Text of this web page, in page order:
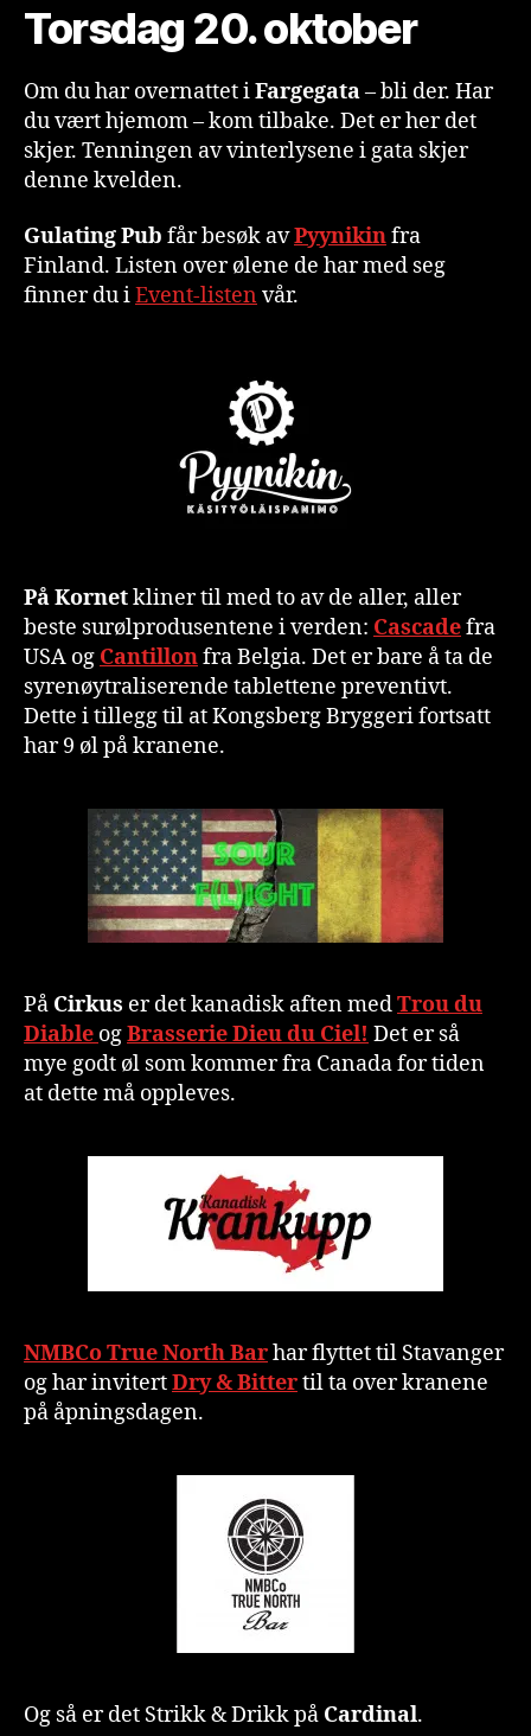
Torsdag 20. oktober
Om du har overnattet iFargegata– bli der. Har
du vært hjemom – kom tilbake. Det er her det
skjer. Tenningen av vinterlysene i gata skjer
denne kvelden.
Gulating Pub får besøk avPyynikinfra
Finland. Listen over ølene de har med seg
finner du iEvent-listen vår.
På Kornetkliner til med to av de aller, aller
beste surølprodusentene i verden: Cascadefra
USA og Cantillonfra Belgia. Det er bare å ta de
syrenøytraliserende tablettene preventivt.
Dette i tillegg til at Kongsberg Bryggeri fortsatt
har 9 øl på kranene.
På Cirkus er det kanadisk aften medTrou du
Diable ogBrasserie Dieu du Ciel! Det er så
mye godt øl som kommer fra Canada for tiden
at dette må oppleves.
NMBCo True North Barhar flyttet til Stavanger
og har invitertDry & Bittertil ta over kranene
på åpningsdagen.
Og så er det Strikk & Drikk på Cardinal.